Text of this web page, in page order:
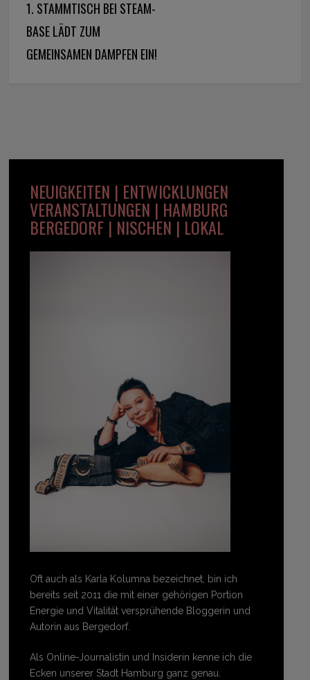
1. STAMMTISCH BEI STEAM-
BASE LÄDT ZUM
GEMEINSAMEN DAMPFEN EIN!
NEUIGKEITEN | ENTWICKLUNGEN
VERANSTALTUNGEN | HAMBURG
BERGEDORF | NISCHEN | LOKAL
Oft auch als Karla Kolumna bezeichnet, bin ich
bereits seit 2011 die mit einer gehörigen Portion
Energie und Vitalität versprühende Bloggerin und
Autorin aus Bergedorf.
Als Online-Journalistin und Insiderin kenne ich die
Ecken unserer Stadt Hamburg ganz genau.